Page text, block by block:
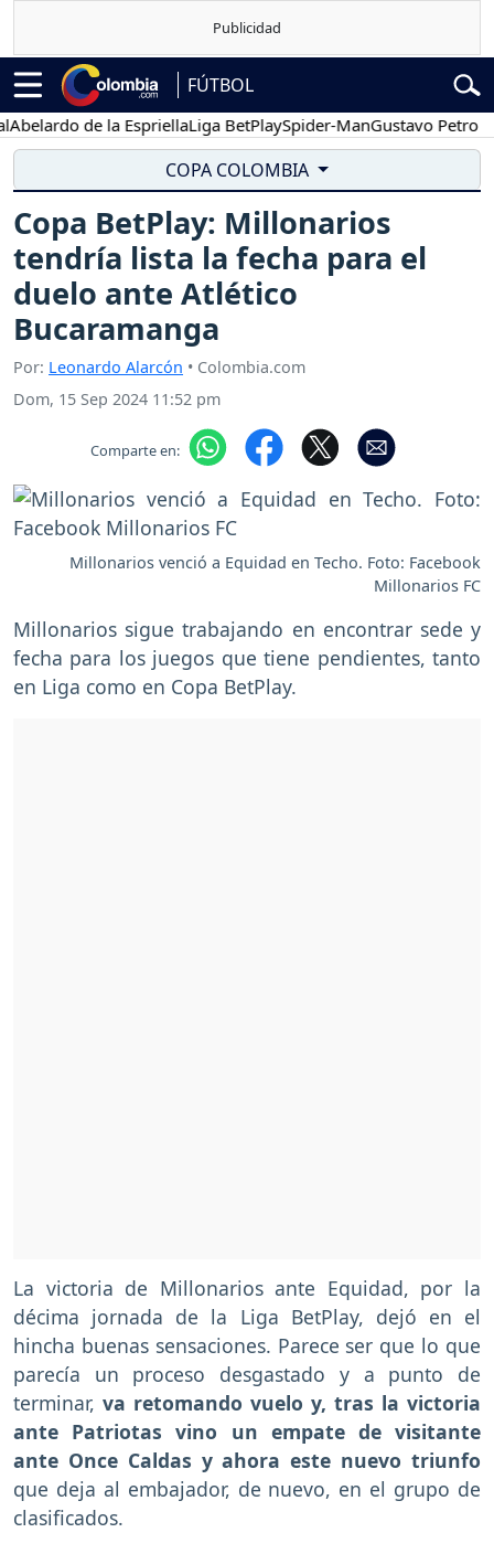
FÚTBOL
de la EspriellaLiga BetPlaySpider-ManGustavo Petro
COPA COLOMBIA
Copa BetPlay: Millonarios
tendría lista la fecha para el
duelo ante Atlético
Bucaramanga
Por: Leonardo Alarcón • Colombia.com
Dom, 15 Sep 2024 11:52 pm
Comparte en:
Millonarios venció a Equidad en Techo. Foto: Facebook
Millonarios FC
Millonarios sigue trabajando en encontrar sede y
fecha para los juegos que tiene pendientes, tanto
en Liga como en Copa BetPlay.
La victoria de Millonarios ante Equidad, por la
décima jornada de la Liga BetPlay, dejó en el
hincha buenas sensaciones. Parece ser que lo que
parecía un proceso desgastado y a punto de
terminar, va retomando vuelo y, tras la victoria
ante Patriotas vino un empate de visitante
ante Once Caldas y ahora este nuevo triunfo
que deja al embajador, de nuevo, en el grupo de
clasificados.